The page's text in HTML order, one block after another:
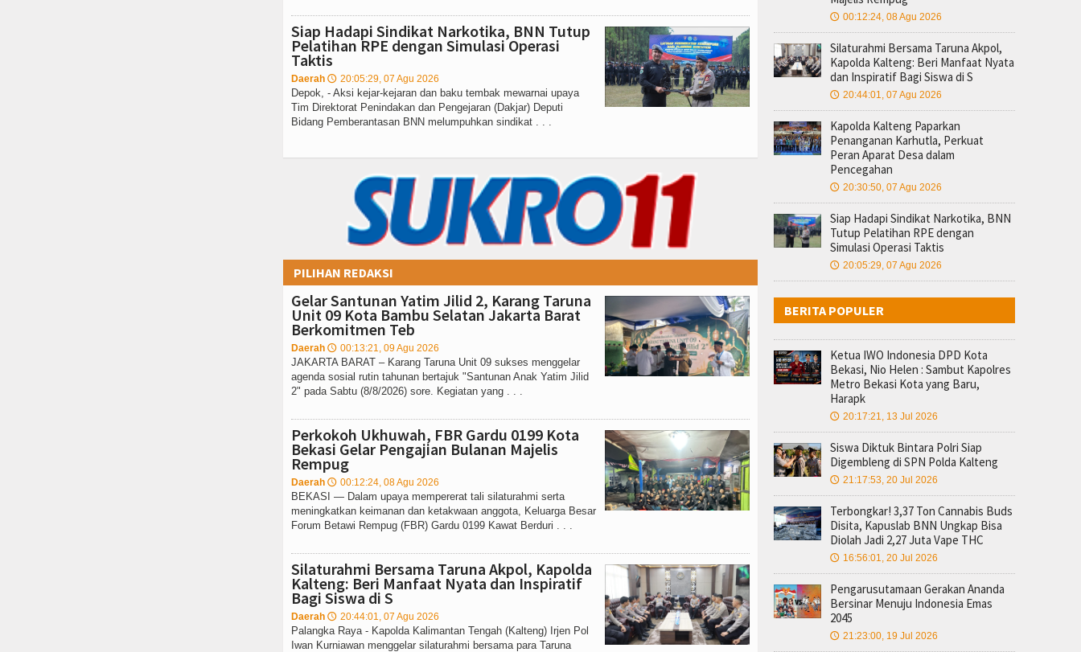
Siap Hadapi Sindikat Narkotika, BNN Tutup
Pelatihan RPE dengan Simulasi Operasi
Taktis
Daerah 🕔 20:05:29, 07 Agu 2026
Depok, - Aksi kejar-kejaran dan baku tembak mewarnai upaya
Tim Direktorat Penindakan dan Pengejaran (Dakjar) Deputi
Bidang Pemberantasan BNN melumpuhkan sindikat . . .
PILIHAN REDAKSI
Gelar Santunan Yatim Jilid 2, Karang Taruna
Unit 09 Kota Bambu Selatan Jakarta Barat
Berkomitmen Teb
Daerah 🕔 00:13:21, 09 Agu 2026
JAKARTA BARAT – Karang Taruna Unit 09 sukses menggelar
agenda sosial rutin tahunan bertajuk "Santunan Anak Yatim Jilid
2" pada Sabtu (8/8/2026) sore. Kegiatan yang . . .
Perkokoh Ukhuwah, FBR Gardu 0199 Kota
Bekasi Gelar Pengajian Bulanan Majelis
Rempug
Daerah 🕔 00:12:24, 08 Agu 2026
BEKASI — Dalam upaya mempererat tali silaturahmi serta
meningkatkan keimanan dan ketakwaan anggota, Keluarga Besar
Forum Betawi Rempug (FBR) Gardu 0199 Kawat Berduri . . .
Silaturahmi Bersama Taruna Akpol, Kapolda
Kalteng: Beri Manfaat Nyata dan Inspiratif
Bagi Siswa di S
Daerah 🕔 20:44:01, 07 Agu 2026
Palangka Raya - Kapolda Kalimantan Tengah (Kalteng) Irjen Pol
Iwan Kurniawan menggelar silaturahmi bersama para Taruna
🕔 00:12:24, 08 Agu 2026
Silaturahmi Bersama Taruna Akpol,
Kapolda Kalteng: Beri Manfaat Nyata
dan Inspiratif Bagi Siswa di S
🕔 20:44:01, 07 Agu 2026
Kapolda Kalteng Paparkan
Penanganan Karhutla, Perkuat
Peran Aparat Desa dalam
Pencegahan
🕔 20:30:50, 07 Agu 2026
Siap Hadapi Sindikat Narkotika, BNN
Tutup Pelatihan RPE dengan
Simulasi Operasi Taktis
🕔 20:05:29, 07 Agu 2026
BERITA POPULER
Ketua IWO Indonesia DPD Kota
Bekasi, Nio Helen : Sambut Kapolres
Metro Bekasi Kota yang Baru,
Harapk
🕔 20:17:21, 13 Jul 2026
Siswa Diktuk Bintara Polri Siap
Digembleng di SPN Polda Kalteng
🕔 21:17:53, 20 Jul 2026
Terbongkar! 3,37 Ton Cannabis Buds
Disita, Kapuslab BNN Ungkap Bisa
Diolah Jadi 2,27 Juta Vape THC
🕔 16:56:01, 20 Jul 2026
Pengarusutamaan Gerakan Ananda
Bersinar Menuju Indonesia Emas
2045
🕔 21:23:00, 19 Jul 2026